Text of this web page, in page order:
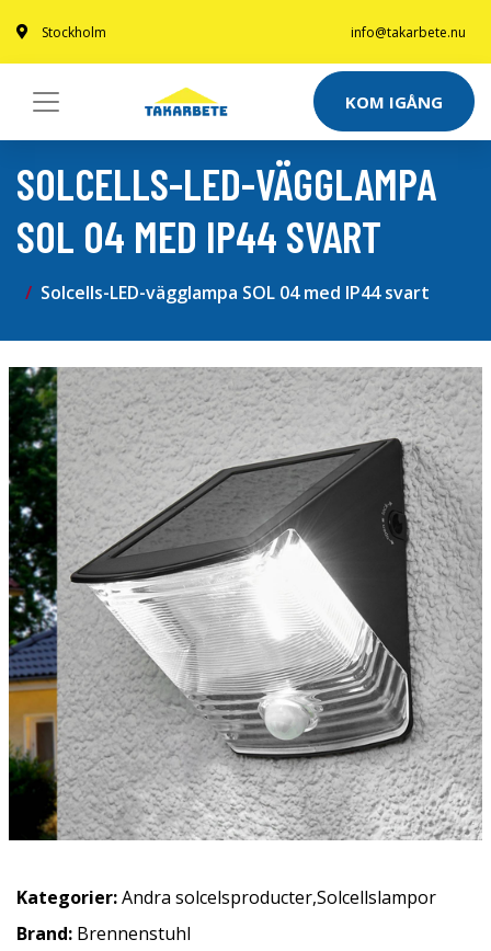
Stockholm info@takarbete.nu
KOM IGÅNG
SOLCELLS-LED-VÄGGLAMPA
SOL 04 MED IP44 SVART
Solcells-LED-vägglampa SOL 04 med IP44 svart
Kategorier:Andra solcelsproducter,Solcellslampor
Brand: Brennenstuhl